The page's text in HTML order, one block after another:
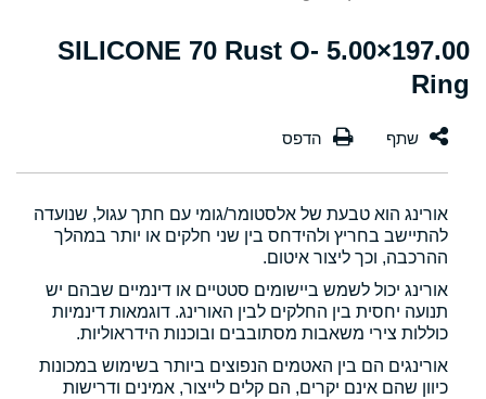
197.00×5.00 SILICONE 70 Rust O-
Ring
אורינג הוא טבעת של אלסטומר/גומי עם חתך עגול, שנועדה
להתיישב בחריץ ולהידחס בין שני חלקים או יותר במהלך
ההרכבה, וכך ליצור איטום.
אורינג יכול לשמש ביישומים סטטיים או דינמיים שבהם יש
תנועה יחסית בין החלקים לבין האורינג. דוגמאות דינמיות
כוללות צירי משאבות מסתובבים ובוכנות הידראוליות.
אורינגים הם בין האטמים הנפוצים ביותר בשימוש במכונות
כיוון שהם אינם יקרים, הם קלים לייצור, אמינים ודרישות